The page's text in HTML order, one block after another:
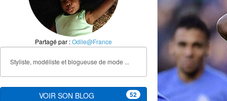
Partagé par :Odile@France
Styliste, modéliste et blogueuse de mode ...
VOIR SON BLOG 52